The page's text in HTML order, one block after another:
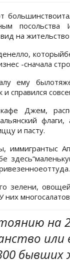
посольства
на
-сначала
ему
справился
Джем,
и пасту.
иммигрантыс
зелени,
них
на